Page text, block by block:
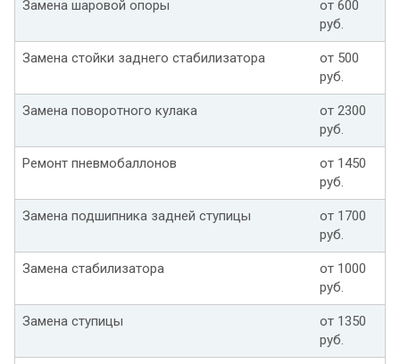
Замена шаровой опоры
от 600
руб.
Замена стойки заднего стабилизатора
от 500
руб.
Замена поворотного кулака
от 2300
руб.
Ремонт пневмобаллонов
от 1450
руб.
Замена подшипника задней ступицы
от 1700
руб.
Замена стабилизатора
от 1000
руб.
Замена ступицы
от 1350
руб.